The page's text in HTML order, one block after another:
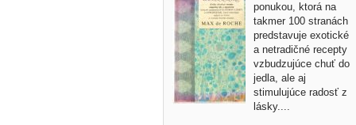
ponukou, ktorá na
takmer 100 stranách
predstavuje exotické
a netradičné recepty
vzbudzujúce chuť do
jedla, ale aj
stimulujúce radosť z
lásky....